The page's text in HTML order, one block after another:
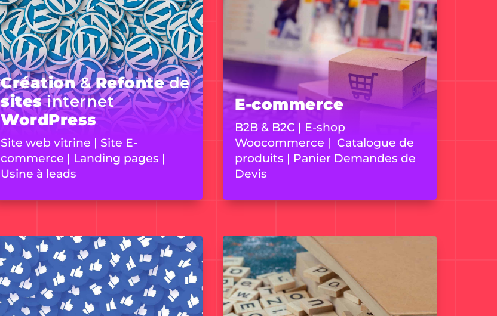
Création&Refontede
sitesinternet
WordPress
Site web vitrine | Site E-
commerce | Landing pages |
Usine à leads
E-commerce
B2B & B2C | E-shop
Woocommerce | Catalogue de
produits | Panier Demandes de
Devis